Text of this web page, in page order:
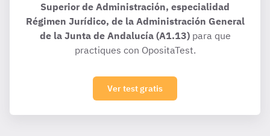
Superior de Administración, especialidad
Régimen Jurídico, de la Administración General
de la Junta de Andalucía (A1.13)para que
practiques con OpositaTest.
Ver test gratis